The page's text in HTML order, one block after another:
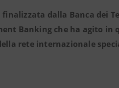
finalizzata dalla Banca dei
Banking che ha agito in
rete internazionale